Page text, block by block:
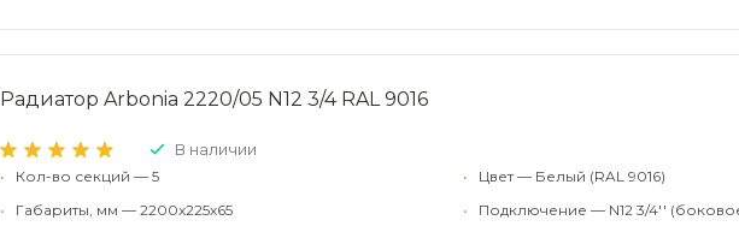
Радиатор Arbonia 2220/05 N12 3/4 RAL 9016
В наличии
•
Кол-во секций — 5
•
Габариты, мм — 2200x225x65
•
Цвет — Белый (RAL 9016)
•
Подключение — N12 3/4''